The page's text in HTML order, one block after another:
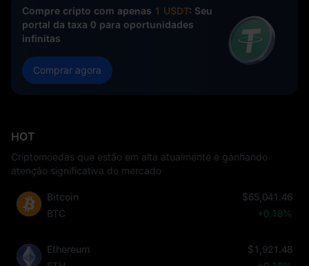
Compre cripto com apenas 1 USDT: Seu
portal da taxa 0 para oportunidades
infinitas
Comprar agora
HOT
Criptomoedas que estão em alta atualmente e ganhando
atenção significativa do mercado
Bitcoin
BTC
$65,041.46
+0.18%
Ethereum
$1,921.48